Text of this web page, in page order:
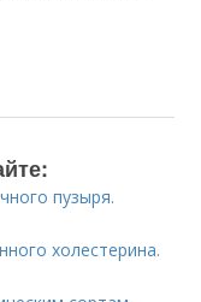
пузыря.
холестерина.